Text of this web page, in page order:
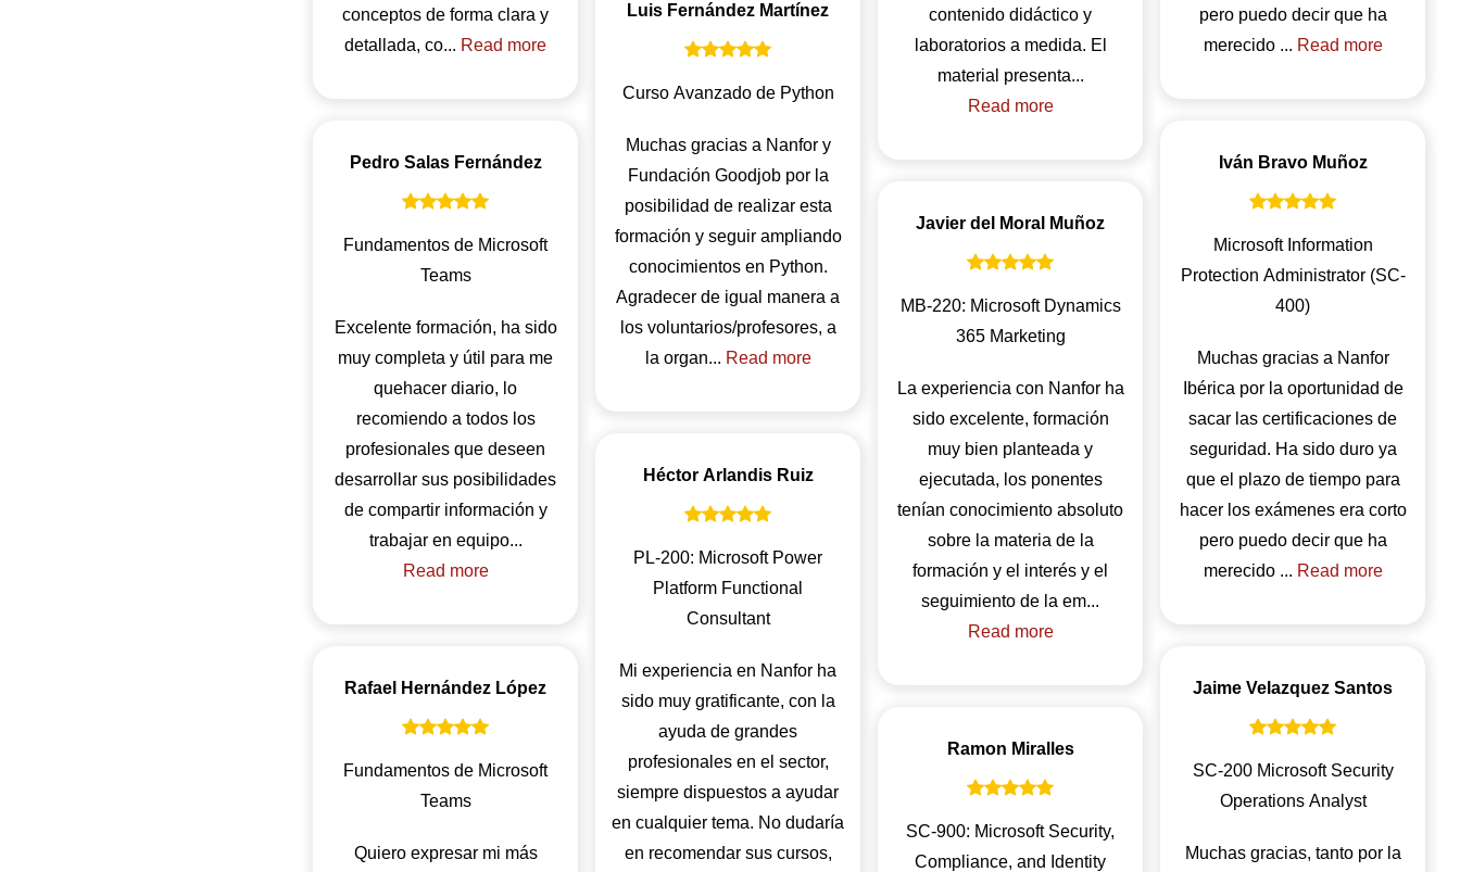
conceptos de forma clara y
detallada, co... Read more
Pedro Salas Fernández
Fundamentos de Microsoft
Teams
Excelente formación, ha sido
muy completa y útil para me
quehacer diario, lo
recomiendo a todos los
profesionales que deseen
desarrollar sus posibilidades
de compartir información y
Read more
Rafael Hernández López
Fundamentos de Microsoft
Teams
Quiero expresar mi más
Luis Fernández Martínez
Curso Avanzado de Python
Muchas gracias a Nanfor y
Fundación Goodjob por la
posibilidad de realizar esta
formación y seguir ampliando
conocimientos en Python.
Agradecer de igual manera a
los voluntarios/profesores, a
la organ... Read more
Héctor Arlandis Ruiz
PL-200: Microsoft Power
Platform Functional
Consultant
Mi experiencia en Nanfor ha
sido muy gratificante, con la
ayuda de grandes
profesionales en el sector,
siempre dispuestos a ayudar
en cualquier tema. No dudaría
en recomendar sus cursos,
contenido didáctico y
laboratorios a medida. El
Read more
Javier del Moral Muñoz
MB-220: Microsoft Dynamics
365 Marketing
La experiencia con Nanfor ha
sido excelente, formación
muy bien planteada y
ejecutada, los ponentes
tenían conocimiento absoluto
sobre la materia de la
formación y el interés y el
Read more
Ramon Miralles
SC-900: Microsoft Security,
Compliance, and Identity
pero puedo decir que ha
merecido ... Read more
Iván Bravo Muñoz
Microsoft Information
Protection Administrator (SC-
400)
Muchas gracias a Nanfor
Ibérica por la oportunidad de
sacar las certificaciones de
seguridad. Ha sido duro ya
que el plazo de tiempo para
hacer los exámenes era corto
pero puedo decir que ha
merecido ... Read more
Jaime Velazquez Santos
SC-200 Microsoft Security
Operations Analyst
Muchas gracias, tanto por la